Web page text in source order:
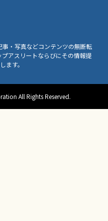
・写真などコンテンツの無断転
アスリートならびにその情報提
ます。
All Rights Reserved.